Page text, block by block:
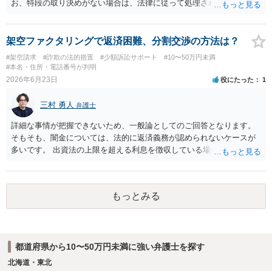
お、特段の取り決めがない場合は、法律に従って処理されますが、車
め、 契約不適合責任に基づき、修補請求や代金減額請求、契約解除等
をすることは可能かと存じます。 以上、ご参考までに。
架空ファクタリングで返済困難、分割交渉の方法は？
#架空請求 #詐欺の法的措置 #少額訴訟サポート
#10〜50万円未満
#本名・住所・電話番号が判明
2026年6月23日 役にたった 1
三村 勇人 弁護士
詳細な事情が把握できないため、一般論としてのご回答となります。
そもそも、闇金については、法的に返済義務が認められないケースが
多いです。 出資法の上限を超える利息を徴収している場合には、刑事
弁護士へご相談されることをお勧めいたします。
もっとみる
都道府県から10〜50万円未満に強い弁護士を探す
北海道・東北